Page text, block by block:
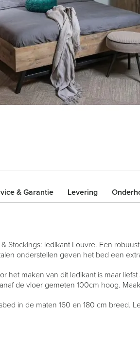
Stockings: ledikant Louvre. Een
onderstellen geven het bed een
het maken van dit ledikant is maar
de vloer gemeten 100cm hoog.
in de maten 160 en 180 cm breed.
& Garantie Levering